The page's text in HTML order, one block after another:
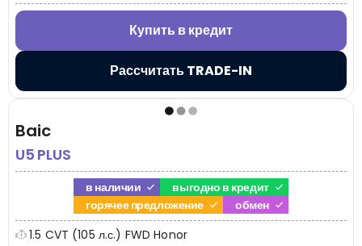
Купить в кредит
Рассчитать TRADE-IN
Baic
U5 PLUS
в наличии
выгодно в кредит
горячее предложение
обмен
1.5 CVT (105 л.с.) FWD Honor